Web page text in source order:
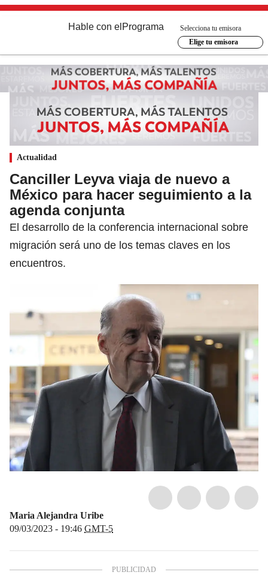
Hable con el Programa
Selecciona tu emisora
Elige tu emisora
Actualidad
Canciller Leyva viaja de nuevo a
México para hacer seguimiento a la
agenda conjunta
El desarrollo de la conferencia internacional sobre
migración será uno de los temas claves en los
encuentros.
Maria Alejandra Uribe
09/03/2023 - 19:46 GMT-5